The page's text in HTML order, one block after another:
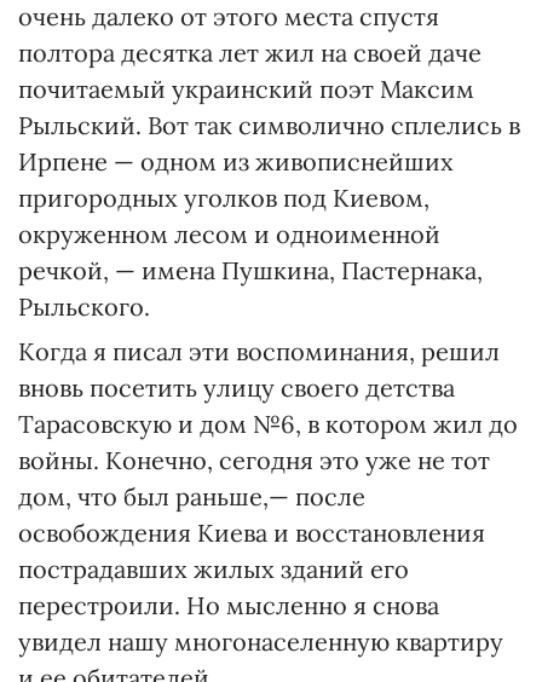
очень далеко от этого места спустя
полтора десятка лет жил на своей даче
почитаемый украинский поэт Максим
Рыльский. Вот так символично сплелись в
Ирпене — одном из живописнейших
пригородных уголков под Киевом,
окруженном лесом и одноименной
речкой, — имена Пушкина, Пастернака,
Рыльского.
Когда я писал эти воспоминания, решил
вновь посетить улицу своего детства
Тарасовскую и дом №6, в котором жил до
войны. Конечно, сегодня это уже не тот
дом, что был раньше,— после
освобождения Киева и восстановления
пострадавших жилых зданий его
перестроили. Но мысленно я снова
увидел нашу многонаселенную квартиру